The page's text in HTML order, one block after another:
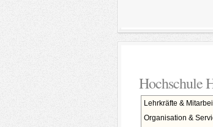
Hochschule
Lehrkräfte &
Organisation &